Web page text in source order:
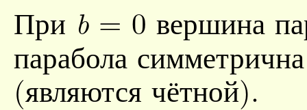
При b= 0 вершина
парабола
(являются чётной).